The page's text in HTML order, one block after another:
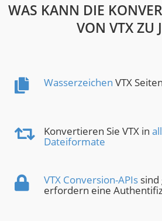
WAS KANN DIE
VON VTX ZU
Wasserzeichen VTX Seiten
Konvertieren Sie VTX in
Dateiformate
VTX Conversion-APIs
erfordern eine